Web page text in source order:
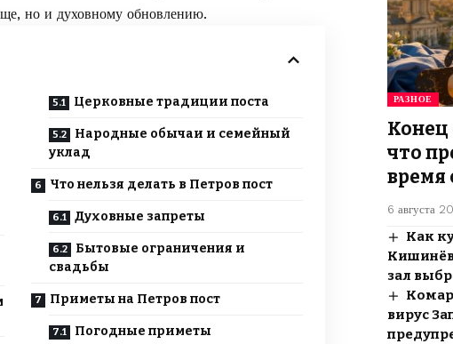
но и духовному обновлению.
Церковные традиции поста
Народные обычаи и семейный
уклад
Что нельзя делать в Петров пост
Духовные запреты
Бытовые ограничения и
свадьбы
Приметы на Петров пост
Погодные приметы
РАЗНОЕ
Конец
что
время
6 августа
Как
зал
вирус